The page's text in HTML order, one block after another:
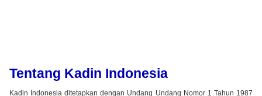
Tentang Kadin Indonesia
Kadin Indonesia ditetapkan dengan Undang Undang Nomor 1 Tahun 1987